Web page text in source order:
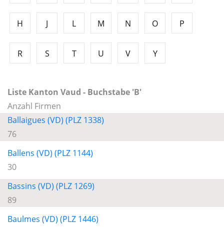
H J L M N O P
R S T U V Y
Liste Kanton Vaud - Buchstabe 'B'
Anzahl Firmen
Ballaigues (VD) (PLZ 1338)
76
Ballens (VD) (PLZ 1144)
30
Bassins (VD) (PLZ 1269)
89
Baulmes (VD) (PLZ 1446)